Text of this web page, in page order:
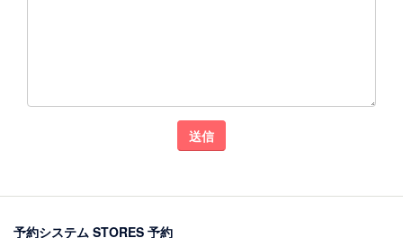
予約システム STORES 予約